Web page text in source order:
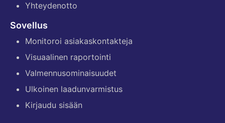
Yhteydenotto
Sovellus
Monitoroi asiakaskontakteja
Visuaalinen raportointi
Valmennusominaisuudet
Ulkoinen laadunvarmistus
Kirjaudu sisään